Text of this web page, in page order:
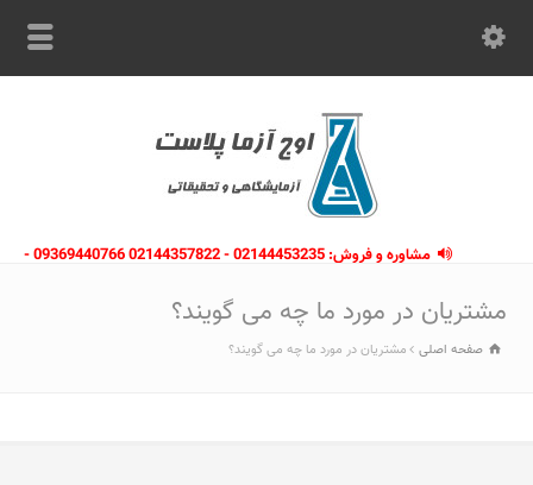
مشاوره و فروش: 02144453235 - 02144357822 09369440766 -
مشتریان در مورد ما چه می گویند؟
صفحه اصلی مشتریان در مورد ما چه می گویند؟